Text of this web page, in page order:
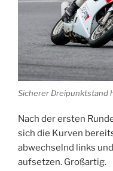
Sicherer Dreipunktstand
Nach der ersten
sich die Kurven
abwechselnd links
aufsetzen. Großartig.